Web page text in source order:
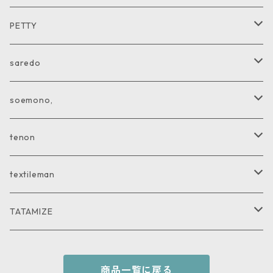
SHIRT
CUTandSEW
PETTY
JACKET
VEST
COAT
PANTS
SHIRT
saredo
KNIT
CUTandSEW
soemono,
JACKET
PANTS
tenon
GOODS
textileman
SHIRT
TATAMIZE
商品一覧に戻る